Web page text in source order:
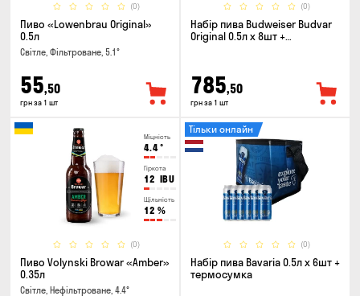
(0)
Пиво «Lowenbrau Original»
0.5л
Світле, Фільтроване, 5.1°
55,50
грн за 1 шт
(0)
Набір пива Budweiser Budvar
Original 0.5л х 8шт +
785,50
грн за 1 шт
Міцність
4.4°
Гіркота
12 IBU
Щільність
12 %
(0)
Пиво Volynski Browar «Amber»
0.35л
Світле, Нефільтроване, 4.4°
(0)
Тільки онлайн
Набір пива Bavaria 0.5л х 6шт +
термосумка